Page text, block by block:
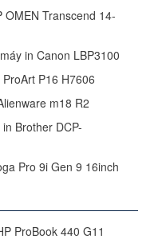
Transcend 14-
in Canon LBP3100
P16 H7606
m18 R2
Brother DCP-
Pro 9i Gen 9 16inch
ProBook 440 G11